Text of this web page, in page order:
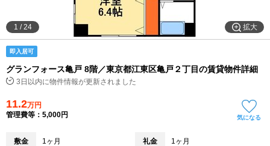
物件特集から
不動産会社から
拡大
1 /24
即入居可
グランフォース亀戸 8階／東京都江東区亀戸２丁目の賃貸物件詳細
3日以内に物件情報が更新されました
11.2万円
管理費等：5,000円
気になる
敷金 1ヶ月 礼金 1ヶ月